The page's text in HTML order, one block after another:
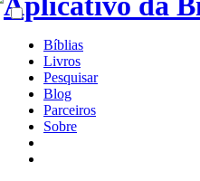
Bíblias
Livros
Pesquisar
Blog
Parceiros
Sobre